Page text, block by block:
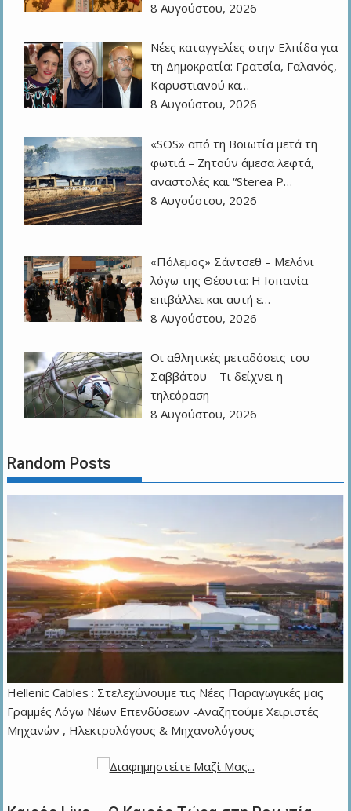
8 Αυγούστου, 2026
Νέες καταγγελίες στην Ελπίδα για
τη Δημοκρατία: Γρατσία, Γαλανός,
Καρυστιανού κα…
8 Αυγούστου, 2026
«SOS» από τη Βοιωτία μετά τη
φωτιά – Ζητούν άμεσα λεφτά,
αναστολές και “Sterea P…
8 Αυγούστου, 2026
«Πόλεμος» Σάντσεθ – Μελόνι
λόγω της Θέουτα: Η Ισπανία
επιβάλλει και αυτή ε…
8 Αυγούστου, 2026
Οι αθλητικές μεταδόσεις του
Σαββάτου – Τι δείχνει η
τηλεόραση
8 Αυγούστου, 2026
Random Posts
Hellenic Cables : Στελεχώνουμε τις Νέες Παραγωγικές μας
Γραμμές Λόγω Νέων Επενδύσεων -Αναζητούμε Χειριστές
Μηχανών , Ηλεκτρολόγους & Μηχανολόγους